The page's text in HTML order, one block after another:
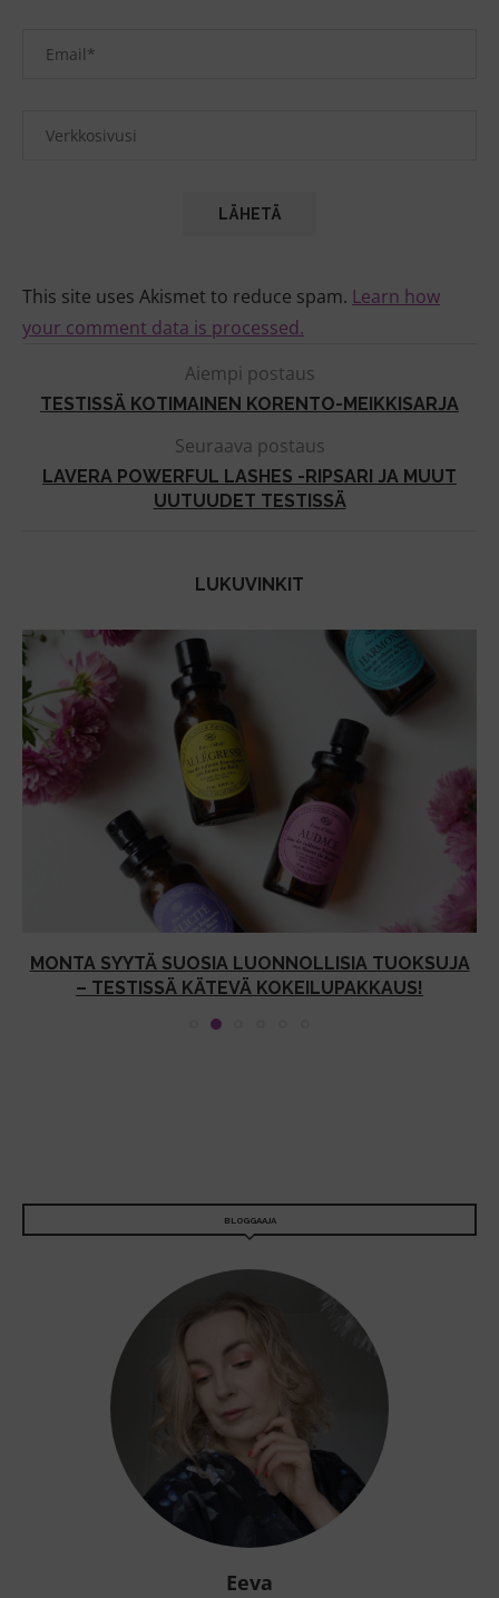
This site uses Akismet to reduce spam. Learn how
your comment data is processed.
Aiempi postaus
TESTISSÄ KOTIMAINEN KORENTO-MEIKKISARJA
Seuraava postaus
LAVERA POWERFUL LASHES -RIPSARI JA MUUT
UUTUUDET TESTISSÄ
LUKUVINKIT
MONTA SYYTÄ SUOSIA LUONNOLLISIA TUOKSUJA
– TESTISSÄ KÄTEVÄ KOKEILUPAKKAUS!
BLOGGAAJA
Eeva